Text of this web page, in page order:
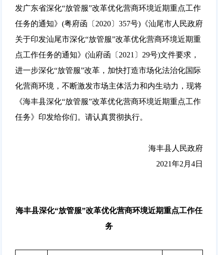
发广东省深化“放管服”改革优化营商环境近期重点工作
任务的通知》(粤府函〔2020〕357号)《汕尾市人民政府
关于印发汕尾市深化“放管服”改革优化营商环境近期重
点工作任务的通知》(汕府函〔2021〕29号)文件要求，
进一步深化“放管服”改革，加快打造市场化法治化国际
化营商环境，不断激发市场主体活力和内生动力，现将
《海丰县深化“放管服”改革优化营商环境近期重点工作
任务》印发给你们。请认真贯彻执行。
海丰县人民政府
2021年2月4日
海丰县深化“放管服”改革优化营商环境近期重点工作任
务